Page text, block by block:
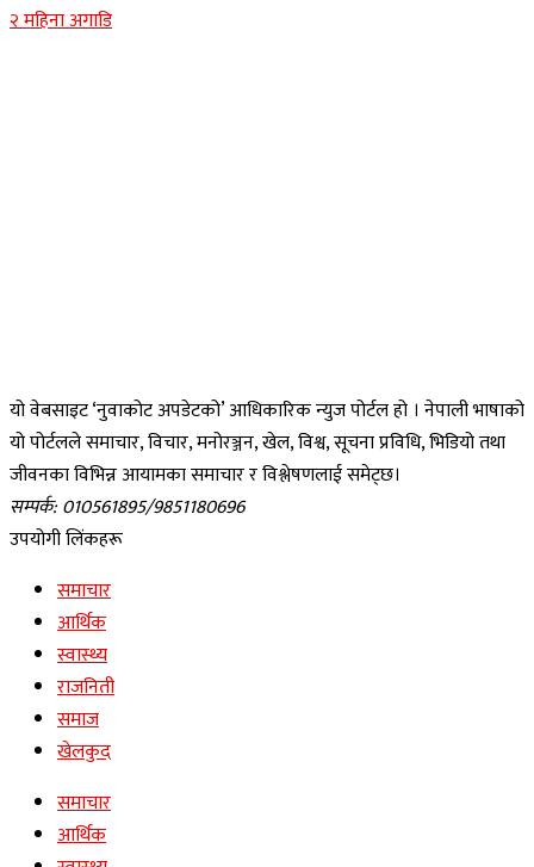
२ महिना अगाडि
यो वेबसाइट ‘नुवाकोट अपडेटको’ आधिकारिक न्युज पोर्टल हो । नेपाली भाषाको
यो पोर्टलले समाचार, विचार, मनोरञ्जन, खेल, विश्व, सूचना प्रविधि, भिडियो तथा
जीवनका विभिन्न आयामका समाचार र विश्लेषणलाई समेट्छ।
सम्पर्क: 010561895/9851180696
उपयोगी लिंकहरू
समाचार
आर्थिक
स्वास्थ्य
राजनिती
समाज
खेलकुद
समाचार
आर्थिक